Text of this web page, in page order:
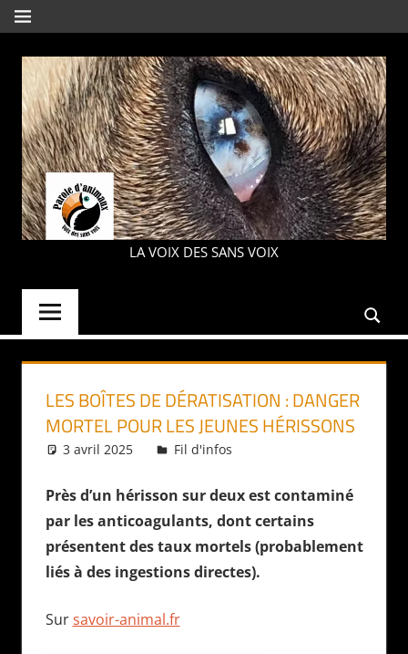
Aller
au
contenu
MENU
PAROLE
LA VOIX DES SANS VOIX
LES BOÎTES DE DÉRATISATION : DANGER
MORTEL POUR LES JEUNES HÉRISSONS
3 avril 2025 Daniel
Fil d'infos
Près d’un hérisson sur deux est contaminé
par les anticoagulants, dont certains
présentent des taux mortels (probablement
liés à des ingestions directes).
Sursavoir-animal.fr